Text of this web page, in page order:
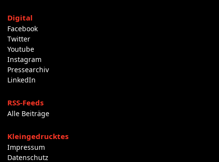
Digital
Facebook
Twitter
Youtube
Instagram
Pressearchiv
LinkedIn
RSS-Feeds
Alle Beiträge
Kleingedrucktes
Impressum
Datenschutz